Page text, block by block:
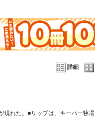
詳細
現れた。■リップは、キーパー牧場